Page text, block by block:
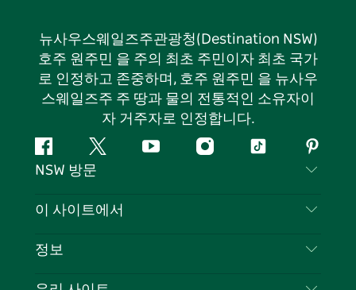
뉴사우스웨일즈주관광청(Destination NSW)
호주 원주민 을 주의 최초 주민이자 최초 국가
로 인정하고 존중하며, 호주 원주민 을 뉴사우
스웨일즈주 주 땅과 물의 전통적인 소유자이
자 거주자로 인정합니다.
페
이
북
지
다
유
인
틱
핀
터
스
NSW 방문
문의하기
이 사이트에서
목적지
정보
여행 정보